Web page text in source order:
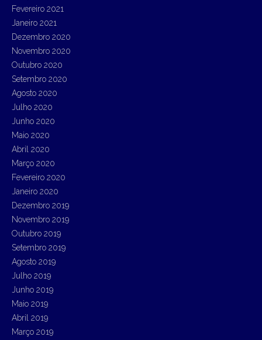
Fevereiro 2021
Janeiro 2021
Dezembro 2020
Novembro 2020
Outubro 2020
Setembro 2020
Agosto 2020
Julho 2020
Junho 2020
Maio 2020
Abril 2020
Março 2020
Fevereiro 2020
Janeiro 2020
Dezembro 2019
Novembro 2019
Outubro 2019
Setembro 2019
Agosto 2019
Julho 2019
Junho 2019
Maio 2019
Abril 2019
Março 2019